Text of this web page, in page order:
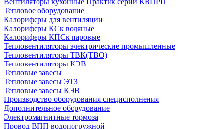
Вентиляторы кухонные Практик серии КВПРП
Тепловое оборудование
Калориферы для вентиляции
Калориферы КСк водяные
Калориферы КПСк паровые
Тепловентиляторы электрические промышленные
Тепловентиляторы ТВК(ТВО)
Тепловентиляторы КЭВ
Тепловые завесы
Тепловые завесы ЭТЗ
Тепловые завесы КЭВ
Производство оборудования специсполнения
Дополнительное оборудование
Электромагнитные тормоза
Провод ВПП водопогружной